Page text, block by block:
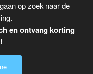
op zoek naar de
en ontvang korting